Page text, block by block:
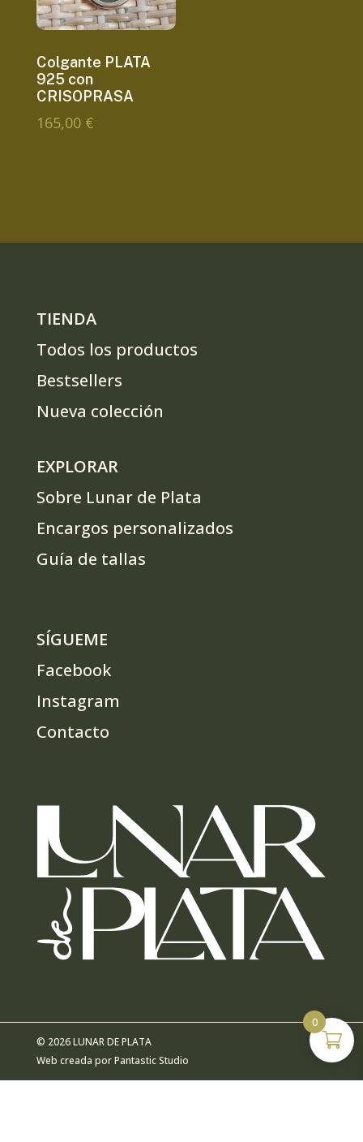
Colgante PLATA
925 con
CRISOPRASA
165,00 €
TIENDA
Todos los productos
Bestsellers
Nueva colección
EXPLORAR
Sobre Lunar de Plata
Encargos personalizados
Guía de tallas
SÍGUEME
Facebook
Instagram
Contacto
© 2026 LUNAR DE PLATA
Web creada porPantastic Studio
0